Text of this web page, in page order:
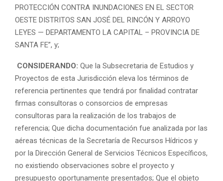
PROTECCIÓN CONTRA INUNDACIONES EN EL SECTOR
OESTE DISTRITOS SAN JOSÉ DEL RINCÓN Y ARROYO
LEYES — DEPARTAMENTO LA CAPITAL – PROVINCIA DE
SANTA FE”, y;
CONSIDERANDO: Que la Subsecretaria de Estudios y
Proyectos de esta Jurisdicción eleva los términos de
referencia pertinentes que tendrá por finalidad contratar
firmas consultoras o consorcios de empresas
consultoras para la realización de los trabajos de
referencia; Que dicha documentación fue analizada por las
aéreas técnicas de la Secretaría de Recursos Hídricos y
por la Dirección General de Servicios Técnicos Específicos,
no existiendo observaciones sobre el proyecto y
presupuesto oportunamente presentados; Que el objeto